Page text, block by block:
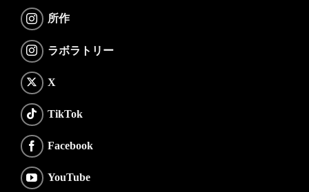
所作
ラボラトリー
X
TikTok
Facebook
YouTube